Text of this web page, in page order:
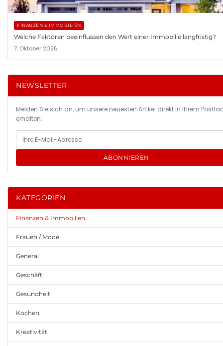
FINANZEN & IMMOBILIEN
Welche Faktoren beeinflussen den Wert einer Immobilie langfristig?
7. Oktober 2025
NEWSLETTER
Melden Sie sich an, um unsere neuesten Artikel direkt in Ihrem
erhalten.
ABONNIEREN
KATEGORIEN
Finanzen & Immobilien
Frauen / Mode
General
Geschäft
Gesundheit
Kochen
Kreativität